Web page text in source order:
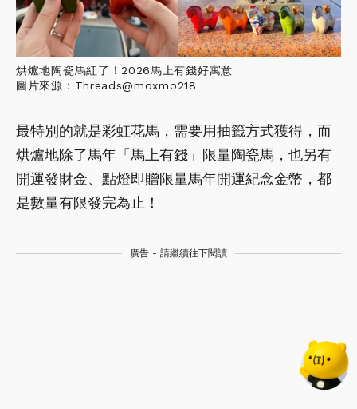
烘爐地陶瓷馬紅了！2026馬上有錢好寓意
圖片來源：Threads@moxmo218
最特別的就是彩虹花馬，需要用抽籤方式獲得，而
烘爐地除了馬年「馬上有錢」限量陶瓷馬，也另有
開運發財金、點燈即贈限量馬年開運紀念金幣，都
是數量有限發完為止！
廣告 - 請繼續往下閱讀